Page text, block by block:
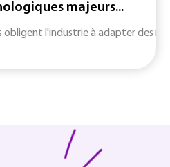
majeurs...
obligent l'industrie à adapter des